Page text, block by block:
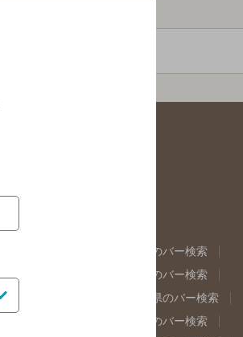
福島県のバー検索
東京都のバー検索
岐阜県のバー検索
奈良県のバー検索